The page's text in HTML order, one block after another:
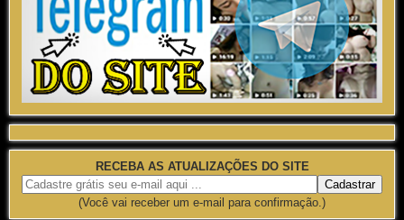
RECEBA AS ATUALIZAÇÕES DO SITE
(Você vai receber um e-mail para confirmação.)